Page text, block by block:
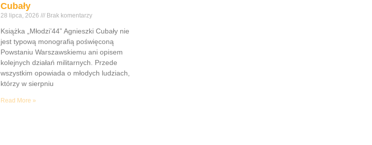
Cubały
28 lipca, 2026 Brak komentarzy
Książka „Młodzi’44” Agnieszki Cubały nie
jest typową monografią poświęconą
Powstaniu Warszawskiemu ani opisem
kolejnych działań militarnych. Przede
wszystkim opowiada o młodych ludziach,
którzy w sierpniu
Read More »